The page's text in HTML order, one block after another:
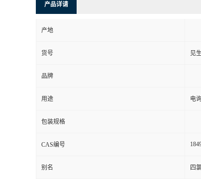
产品详请
产地
货号 见
品牌
用途 电
包装规格
CAS编号
别名 四